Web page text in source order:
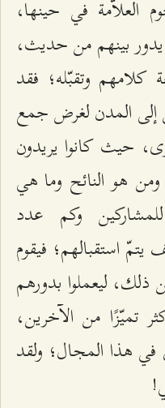
العلاّمة في حينها،
بينهم من حديث،
وتقبّله؛ فقد
إلى المدن لغرض جمع
حيث كانوا يريدون
هو النائح وما هي
وكم عدد
استقبالهم؛ فيقوم
ليعملوا بدورهم
تميّزًا من الآخرين،
هذا المجال؛ ولقد